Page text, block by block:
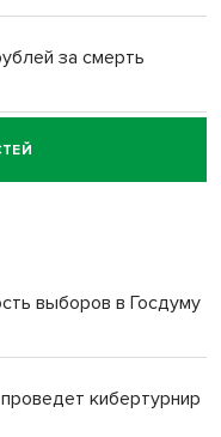
за смерть
за смерть
селе лошади
врачей
выборов в Госдуму
кибертурнир